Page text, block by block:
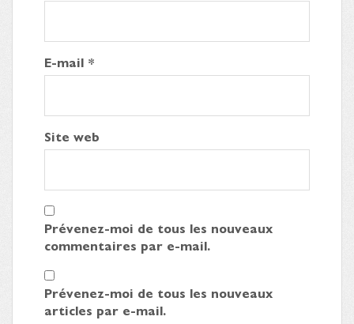
E-mail *
Site web
Prévenez-moi de tous les nouveaux
commentaires par e-mail.
Prévenez-moi de tous les nouveaux
articles par e-mail.